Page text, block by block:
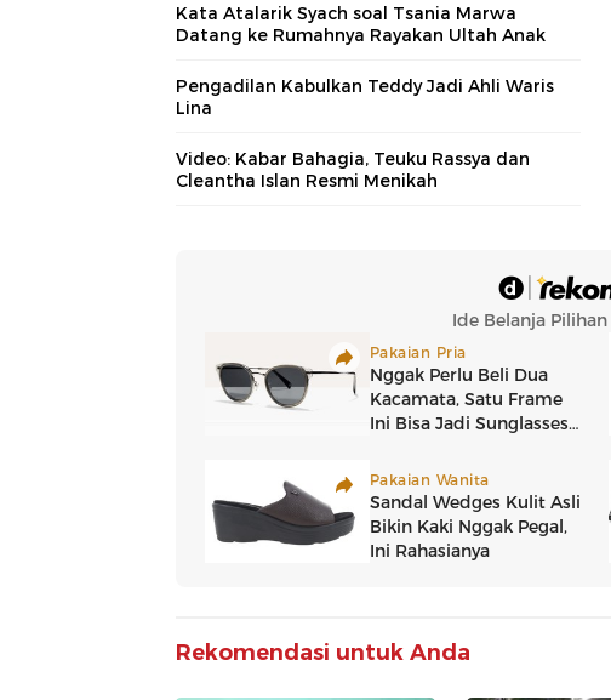
Kata Atalarik Syach soal Tsania Marwa
Datang ke Rumahnya Rayakan Ultah Anak
Pengadilan Kabulkan Teddy Jadi Ahli Waris
Lina
Video: Kabar Bahagia, Teuku Rassya dan
Cleantha Islan Resmi Menikah
Rekomendasi untuk Anda